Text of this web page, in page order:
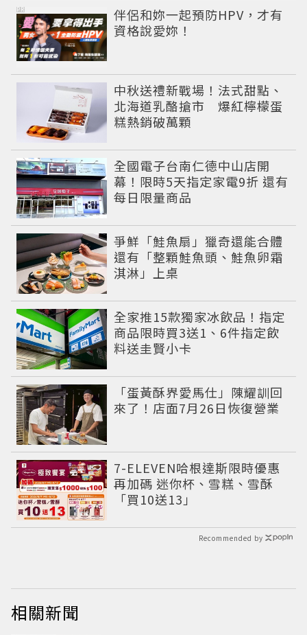
伴侶和妳一起預防HPV，才有
資格說愛妳！
PR
中秋送禮新戰場！法式甜點、
北海道乳酪搶市 爆紅檸檬蛋
糕熱銷破萬顆
全國電子台南仁德中山店開
幕！限時5天指定家電9折 還有
每日限量商品
爭鮮「鮭魚扇」獵奇還能合體
還有「整顆鮭魚頭、鮭魚卵霜
淇淋」上桌
全家推15款獨家冰飲品！指定
商品限時買3送1、6件指定飲
料送圭賢小卡
「蛋黃酥界愛馬仕」陳耀訓回
來了！店面7月26日恢復營業
7-ELEVEN哈根達斯限時優惠
再加碼 迷你杯、雪糕、雪酥
「買10送13」
Recommended by
相關新聞